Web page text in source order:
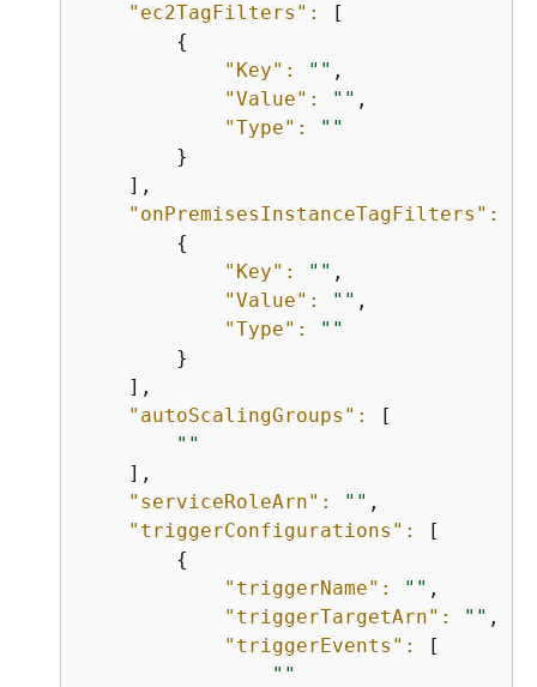
"ec2TagFilters":
[
{
"Key":
"" ,
"Value":
"" ,
"Type":
""
        }
    ],
"onPremisesInstanceTagFilters":
{
"Key":
"" ,
"Value":
"" ,
"Type":
""
        }
    ],
"autoScalingGroups":
[
""
    ],
"serviceRoleArn":
"" ,
"triggerConfigurations":
[
{
"triggerName":
"" ,
"triggerTargetArn":
"" ,
"triggerEvents":
[
""